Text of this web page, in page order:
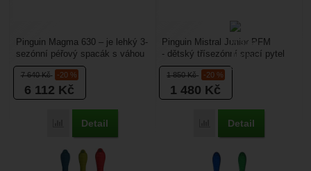
7 640Kč -20 %
6 112 Kč
Přidat 'Pinguin Magma 630' k porovnání
Detail
Pinguin Magma 630 – je lehký 3-
sezónní péřový spacák s váhou
pouhých 1,097 g a komfortem
nad bodem mrazu....
1 850Kč -20 %
1 480 Kč
Přidat 'Pinguin Mistral
Detail
Pinguin Mistral Junior PFM
- dětský třísezónní spací pytel
určený pro postavy do 150 cm
vhodný na období...